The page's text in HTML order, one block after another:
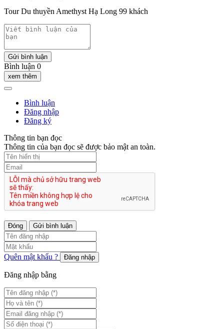
Tour Du thuyền Amethyst Hạ Long 99 khách
Gửi bình luận
Bình luận 0
xem thêm
Bình luận
Đăng nhập
Đăng ký
Thông tin bạn đọc
Thông tin của bạn đọc sẽ được bảo mật an toàn.
Đóng Gửi bình luận
Quên mật khẩu ? Đăng nhập
Đăng nhập bằng